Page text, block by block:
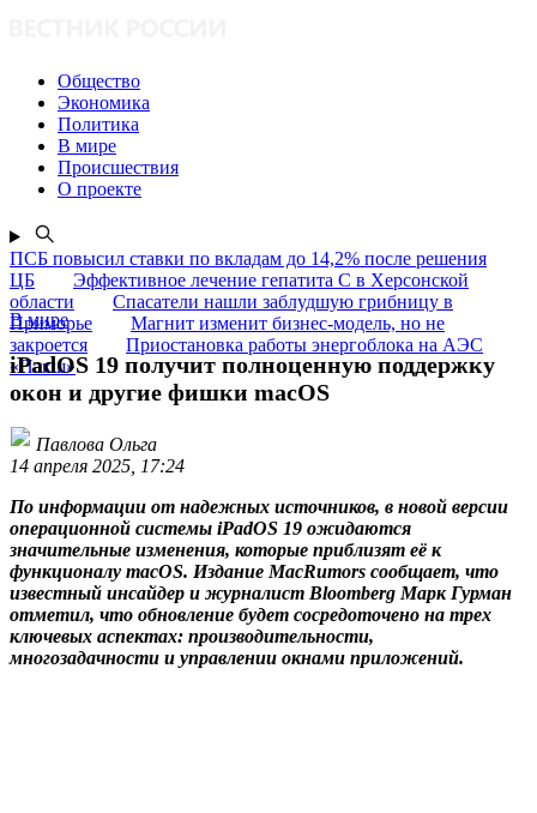
Общество
Экономика
Политика
В мире
Происшествия
О проекте
ПСБ повысил ставки по вкладам до 14,2% после решения
ЦБ
Эффективное лечение гепатита C в Херсонской
области
Спасатели нашли заблудшую грибницу в
Приморье
Магнит изменит бизнес-модель, но не
закроется
Приостановка работы энергоблока на АЭС
«Пакш»
В мире
iPadOS 19 получит полноценную поддержку
окон и другие фишки macOS
Павлова Ольга
14 апреля 2025, 17:24
По информации от надежных источников, в новой версии
операционной системы iPadOS 19 ожидаются
значительные изменения, которые приблизят её к
функционалу macOS. Издание MacRumors сообщает, что
известный инсайдер и журналист Bloomberg Марк Гурман
отметил, что обновление будет сосредоточено на трех
ключевых аспектах: производительности,
многозадачности и управлении окнами приложений.